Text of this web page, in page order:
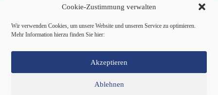
Cookie-Zustimmung verwalten
Wir verwenden Cookies, um unsere Website und unseren Service zu optimieren.
Mehr Information hierzu finden Sie hier:
Akzeptieren
Ablehnen
Per Banküberweisung:
IBAN: DE87 2019 0003 0002 2499 01